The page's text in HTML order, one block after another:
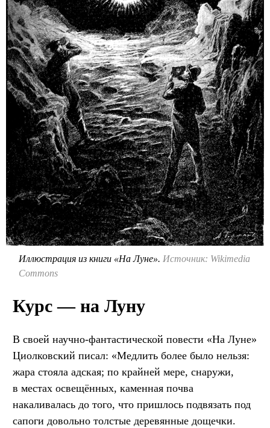
Иллюстрация из книги «На Луне». Источник: Wikimedia
Commons
Курс — на Луну
В своей научно-фантастической повести «На Луне»
Циолковский писал: «Медлить более было нельзя:
жара стояла адская; по крайней мере, снаружи,
в местах освещённых, каменная почва
накаливалась до того, что пришлось подвязать под
сапоги довольно толстые деревянные дощечки.